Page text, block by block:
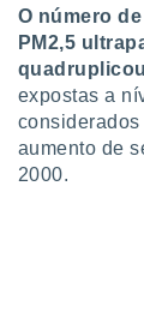
para
e
como a
este sitio
IP e
de
O número
PM2,5
quadruplicou
expostas a
aumento de
2000.